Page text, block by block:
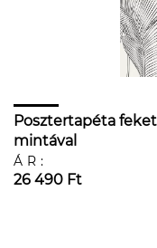
Posztertapéta
mintával
ÁR:
26 490 Ft